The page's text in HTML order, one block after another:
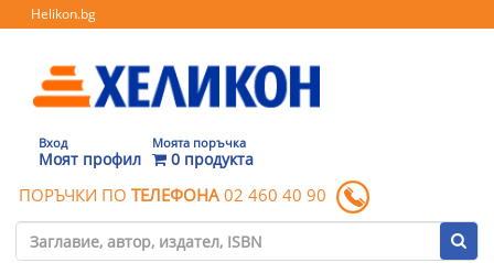
Helikon.bg
Вход
Моят профил
Моята поръчка
0 продукта
ПОРЪЧКИ ПО ТЕЛЕФОНА 02 460 40 90